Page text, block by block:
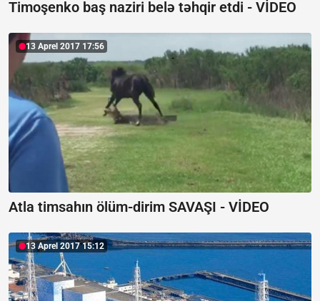
Timoşenko baş naziri belə təhqir etdi - VİDEO
13 Aprel 2017 17:56
Atla timsahın ölüm-dirim SAVAŞI - VİDEO
13 Aprel 2017 15:12